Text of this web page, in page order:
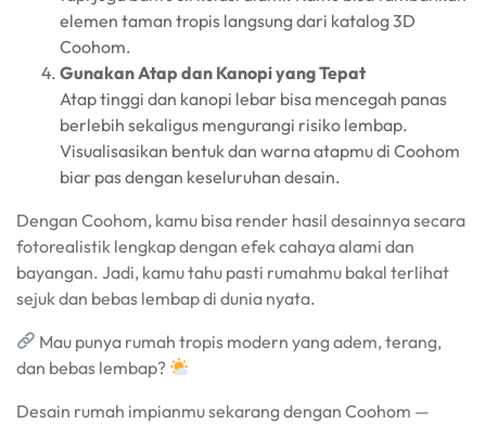
elemen taman tropis langsung dari katalog 3D
Coohom.
Gunakan Atap dan Kanopi yang Tepat
Atap tinggi dan kanopi lebar bisa mencegah panas
berlebih sekaligus mengurangi risiko lembap.
Visualisasikan bentuk dan warna atapmu di Coohom
biar pas dengan keseluruhan desain.
Dengan Coohom, kamu bisa render hasil desainnya secara
fotorealistik lengkap dengan efek cahaya alami dan
bayangan. Jadi, kamu tahu pasti rumahmu bakal terlihat
sejuk dan bebas lembap di dunia nyata.
Mau punya rumah tropis modern yang adem, terang,
dan bebas lembap?
Desain rumah impianmu sekarang dengan Coohom —